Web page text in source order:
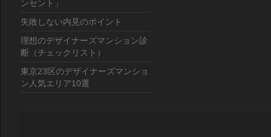
ンセント」
失敗しない内見のポイント
理想のデザイナーズマンション診
断（チェックリスト）
東京23区のデザイナーズマンショ
ン人気エリア10選